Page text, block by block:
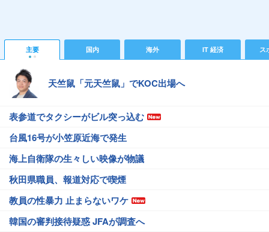
主要 国内 海外 IT 経済 ス
天竺鼠「元天竺鼠」でKOC出場へ
表参道でタクシーがビル突っ込む
台風16号が小笠原近海で発生
海上自衛隊の生々しい映像が物議
秋田県職員、報道対応で喫煙
教員の性暴力 止まらないワケ
韓国の審判接待疑惑 JFAが調査へ